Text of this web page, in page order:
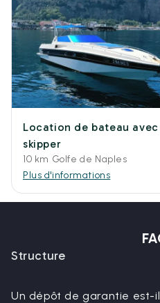
Location de bateau avec
skipper
10 km Golfe de Naples
Plus d'informations
Structure
Un dépôt de garantie est-